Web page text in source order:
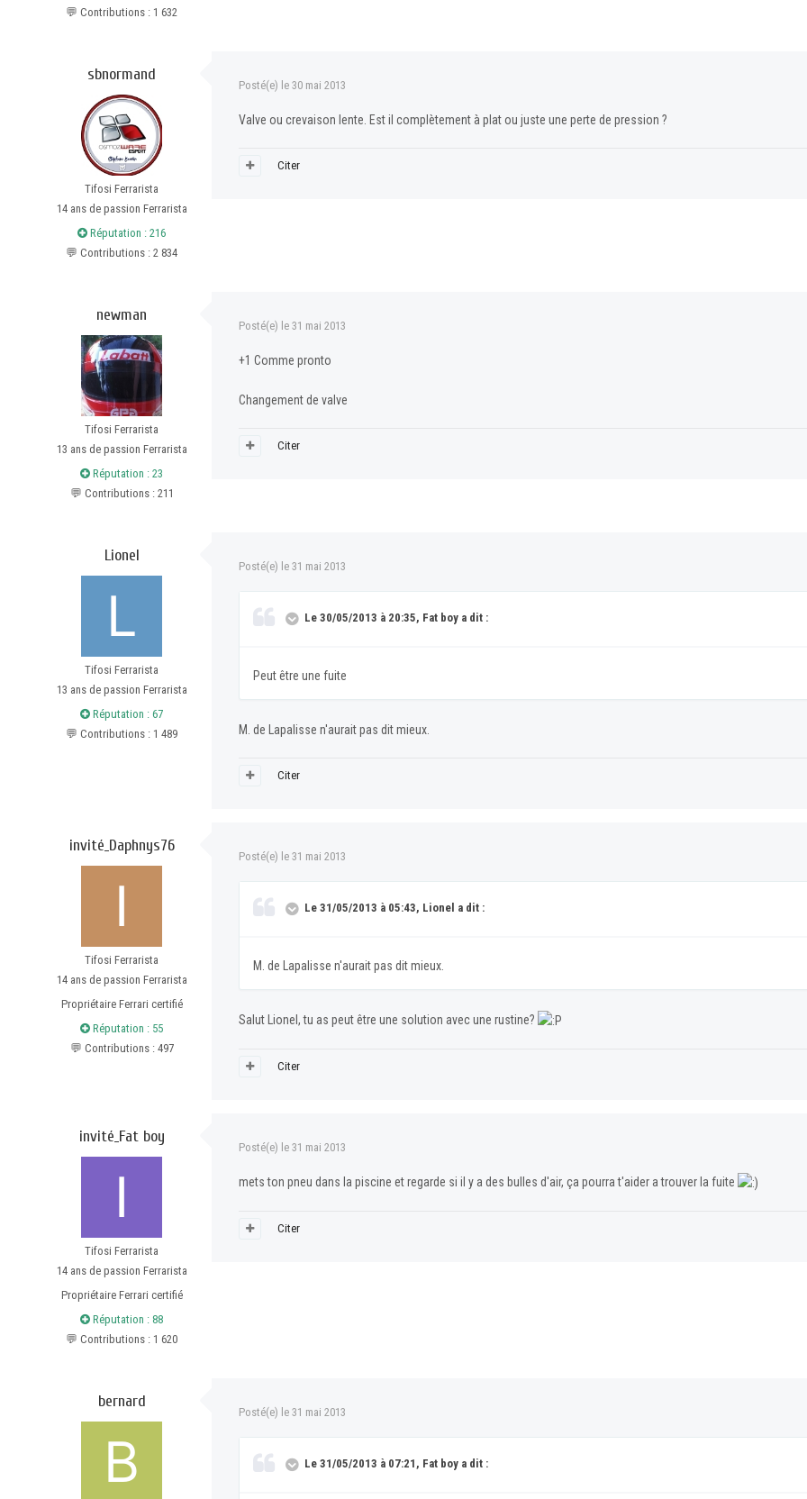
💬 Contributions : 1 632
sbnormand
Tifosi Ferrarista
14 ans de passion Ferrarista
Réputation : 216
💬 Contributions : 2 834
Posté(e) le 30 mai 2013
Valve ou crevaison lente. Est il complètement à plat ou juste une perte de pression ?
Citer
newman
Tifosi Ferrarista
13 ans de passion Ferrarista
Réputation : 23
💬 Contributions : 211
Posté(e) le 31 mai 2013
+1 Comme pronto
Changement de valve
Citer
Lionel
Tifosi Ferrarista
13 ans de passion Ferrarista
Réputation : 67
💬 Contributions : 1 489
Posté(e) le 31 mai 2013
Le 30/05/2013 à 20:35, Fat boy a dit :
Peut être une fuite
M. de Lapalisse n'aurait pas dit mieux.
Citer
invité_Daphnys76
Tifosi Ferrarista
14 ans de passion Ferrarista
Propriétaire Ferrari certifié
Réputation : 55
💬 Contributions : 497
Posté(e) le 31 mai 2013
Le 31/05/2013 à 05:43, Lionel a dit :
M. de Lapalisse n'aurait pas dit mieux.
Salut Lionel, tu as peut être une solution avec une rustine?
Citer
invité_Fat boy
Tifosi Ferrarista
14 ans de passion Ferrarista
Propriétaire Ferrari certifié
Réputation : 88
💬 Contributions : 1 620
Posté(e) le 31 mai 2013
mets ton pneu dans la piscine et regarde si il y a des bulles d'air, ça pourra t'aider a trouver la fuite
Citer
bernard
Posté(e) le 31 mai 2013
Le 31/05/2013 à 07:21, Fat boy a dit :